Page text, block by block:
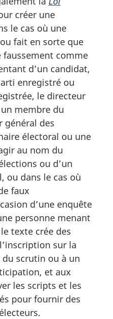
créer une
le cas où une
fait en sorte que
faussement comme
d’un candidat,
enregistré ou
le directeur
membre du
général des
électoral ou une
au nom du
ou d’un
ou dans le cas où
faux
d’une enquête
personne menant
texte crée des
sur la
scrutin ou à un
et aux
les scripts et les
pour fournir des